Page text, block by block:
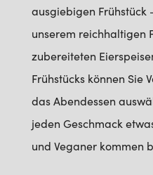
ausgiebigen Frühstück
unserem reichhaltigen
zubereiteten
Frühstücks können Sie
das Abendessen
jeden Geschmack
und Veganer kommen